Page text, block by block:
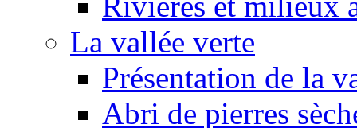
La vallée verte
Présentation de la
Abri de pierres